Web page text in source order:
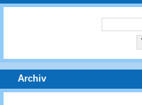
Archiv